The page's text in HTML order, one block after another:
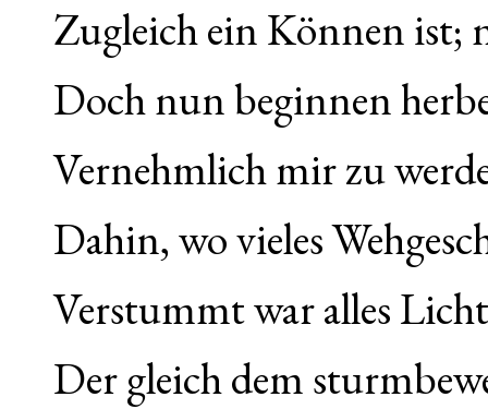
Zugleich ein Können ist;
Doch nun beginnen
Vernehmlich mir zu
Dahin, wo vieles
Verstummt war alles
Der gleich dem